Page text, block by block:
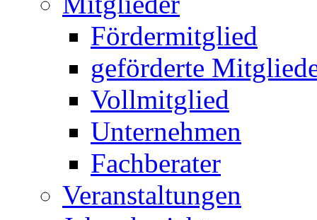
Fördermitglied
geförderte
Vollmitglied
Unternehmen
Fachberater
Veranstaltungen